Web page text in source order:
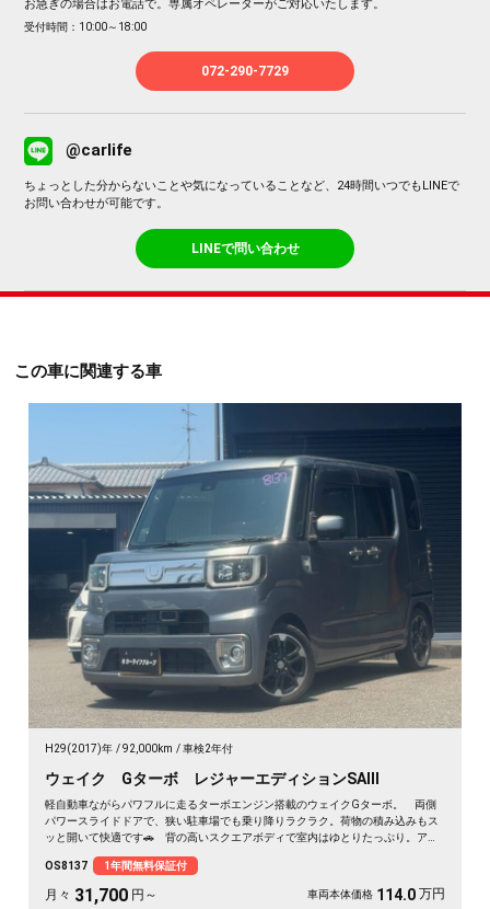
お急ぎの場合はお電話で。専属オペレーターがご対応いたします。
受付時間：10:00～18:00
072-290-7729
@carlife
ちょっとした分からないことや気になっていることなど、24時間いつでもLINEで
お問い合わせが可能です。
LINEで問い合わせ
この車に関連する車
H29(2017)年 92,000km 車検2年付
ウェイク Gターボ レジャーエディションSAⅢ
軽自動車ながらパワフルに走るターボエンジン搭載のウェイクGターボ。 両側
パワースライドドアで、狭い駐車場でも乗り降りラクラク。荷物の積み込みもス
ッと開いて快適です🚗 背の高いスクエアボディで室内はゆとりたっぷり。アウ
で、遠出のドライブも退屈しません🎵 バックカメラで駐車も安心✌️ 趣味も遊
びも広がる一台。《1年保証付》で安心のカーライフを💎
OS8137 1年間無料保証付
月々 31,700 円～ 車両本体価格 114.0 万円